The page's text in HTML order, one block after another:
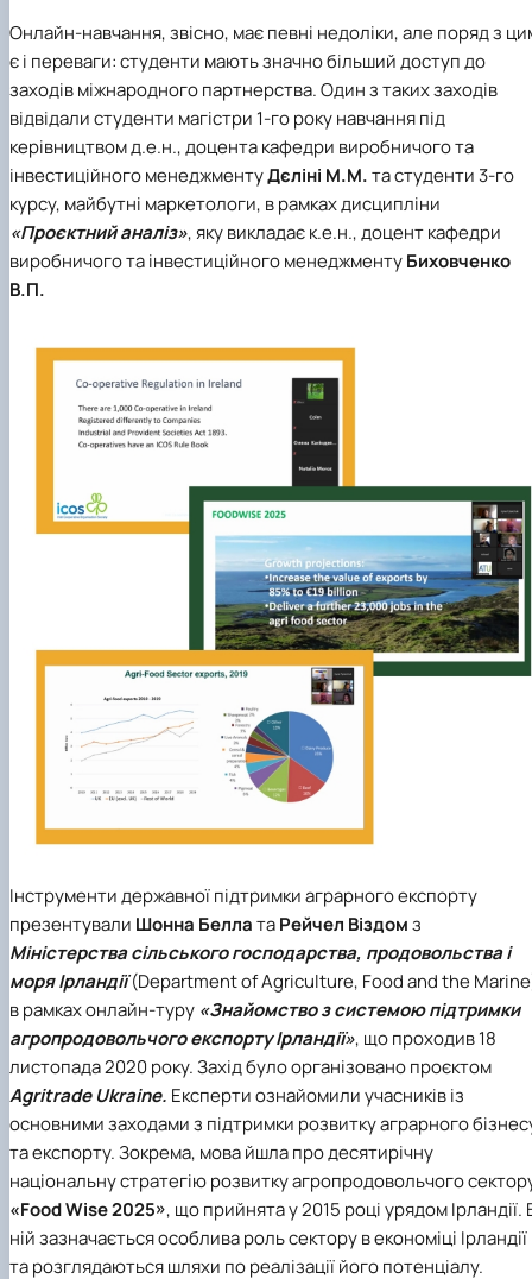
Онлайн-навчання, звісно, має певні недоліки, але поряд з
є і переваги: студенти мають значно більший доступ до
заходів міжнародного партнерства. Один з таких заходів
відвідали студенти магістри 1-го року навчання під
керівництвом д.е.н., доцента кафедри виробничого та
інвестиційного менеджментуДєліні М.М.та студенти 3-го
курсу, майбутні маркетологи, в рамках дисципліни
«Проєктний аналіз», яку викладає к.е.н., доцент кафедри
виробничого та інвестиційного менеджментуБиховченко
В.П.
Інструменти державної підтримки аграрного експорту
презентували Шонна БеллатаРейчел Віздомз
Міністерства сільського господарства, продовольства і
моря Ірландії(Department of Agriculture, Food and the
в рамках онлайн-туру «Знайомство з системою підтримки
агропродовольчого експорту Ірландії», що проходив 18
листопада 2020 року. Захід було організовано проєктом
Agritrade Ukraine. Експерти ознайомили учасників із
основними заходами з підтримки розвитку аграрного
та експорту. Зокрема, мова йшла про десятирічну
національну стратегію розвитку агропродовольчого
«Food Wise 2025», що прийнята у 2015 році урядом Ірландії.
ній зазначається особлива роль сектору в економіці Ірландії
та розглядаються шляхи по реалізації його потенціалу.